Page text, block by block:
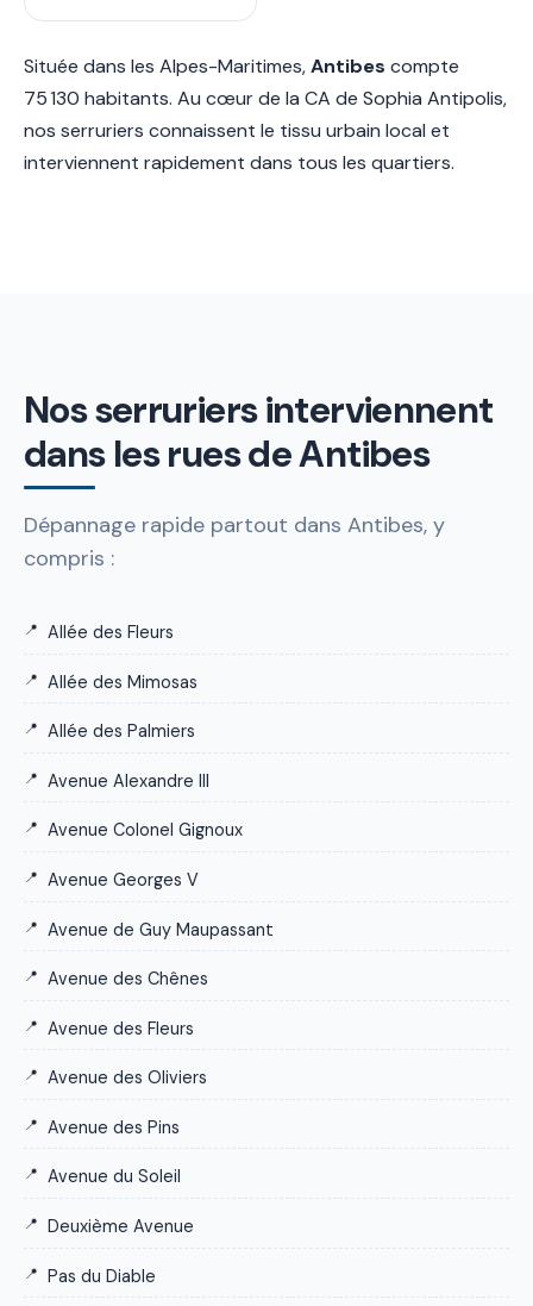
Située dans les Alpes-Maritimes,Antibes compte
75 130 habitants. Au cœur de la CA de Sophia Antipolis,
nos serruriers connaissent le tissu urbain local et
interviennent rapidement dans tous les quartiers.
Nos serruriers interviennent
dans les rues de Antibes
Dépannage rapide partout dans Antibes, y
compris :
Allée des Fleurs
Allée des Mimosas
Allée des Palmiers
Avenue Alexandre III
Avenue Colonel Gignoux
Avenue Georges V
Avenue de Guy Maupassant
Avenue des Chênes
Avenue des Fleurs
Avenue des Oliviers
Avenue des Pins
Avenue du Soleil
Deuxième Avenue
Pas du Diable